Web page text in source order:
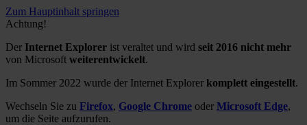
Zum Hauptinhalt springen
Achtung!
Der Internet Explorer ist veraltet und wird seit 2016 nicht mehr
von Microsoft weiterentwickelt.
Im Sommer 2022 wurde der Internet Explorer komplett eingestellt.
Wechseln Sie zu Firefox, Google Chrome oder Microsoft Edge,
um die Seite aufzurufen.